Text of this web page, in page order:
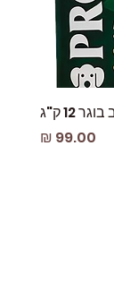
12 ק"ג
מחיר